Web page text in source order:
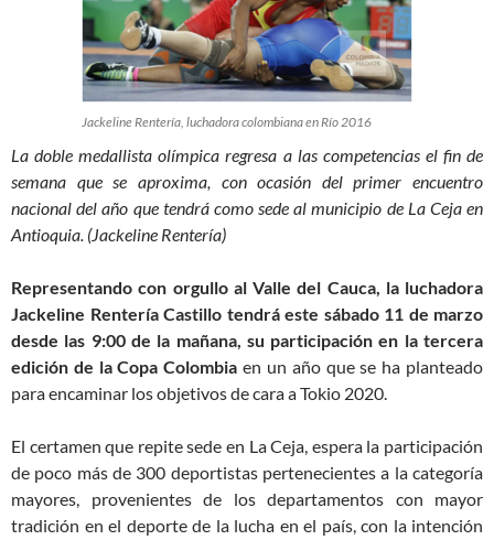
Jackeline Rentería, luchadora colombiana en Río 2016
La doble medallista olímpica regresa a las competencias el fin de
semana que se aproxima, con ocasión del primer encuentro
nacional del año que tendrá como sede al municipio de La Ceja en
Antioquia. (Jackeline Rentería)
Representando con orgullo al Valle del Cauca, la luchadora
Jackeline Rentería Castillo tendrá este sábado 11 de marzo
desde las 9:00 de la mañana, su participación en la tercera
edición de la Copa Colombia en un año que se ha planteado
para encaminar los objetivos de cara a Tokio 2020.
El certamen que repite sede en La Ceja, espera la participación
de poco más de 300 deportistas pertenecientes a la categoría
mayores, provenientes de los departamentos con mayor
tradición en el deporte de la lucha en el país, con la intención